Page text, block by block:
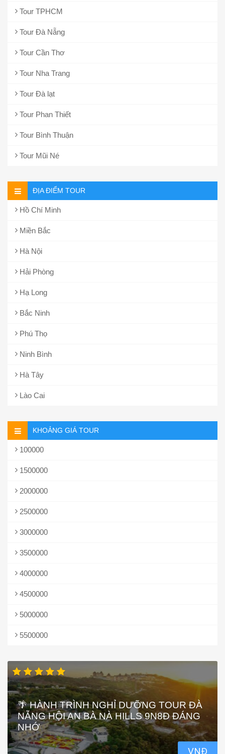
Tour TPHCM
Tour Đà Nẵng
Tour Cần Thơ
Tour Nha Trang
Tour Đà lạt
Tour Phan Thiết
Tour Bình Thuận
Tour Mũi Né
ĐỊA ĐIỂM TOUR
Hồ Chí Minh
Miền Bắc
Hà Nội
Hải Phòng
Hạ Long
Bắc Ninh
Phú Thọ
Ninh Bình
Hà Tây
Lào Cai
KHOẢNG GIÁ TOUR
100000
1500000
2000000
2500000
3000000
3500000
4000000
4500000
5000000
5500000
🌴 HÀNH TRÌNH NGHỈ DƯỠNG TOUR ĐÀ
NẴNG HỘI AN BÀ NÀ HILLS 9N8Đ ĐÁNG
NHỚ
VNĐ